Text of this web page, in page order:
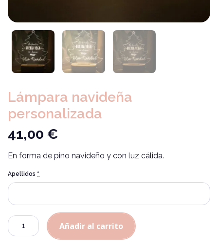
Lámpara navideña
personalizada
41,00 €
En forma de pino navideño y con luz cálida.
Apellidos *
Cantidad
Añadir al carrito